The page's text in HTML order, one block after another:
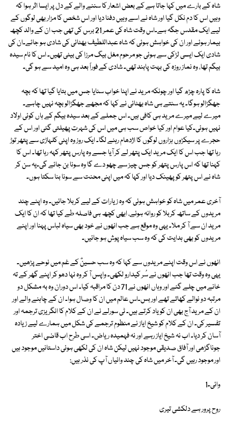
شاہ کے بارے میں کہا جاتا ہے کے بعض اشعار کا سننے والے کے دل پر ایسا اثر ہوا کہ
وہیں اس کا دم نکل گیا اور شاہ نے اسے وہیں دفنا دیا اور اس شخص کا مزار بھی لوگوں کے
لیے ایک مقدس جگہ ہے۔اس وقت شاہ کی عمر 21 برس کی تھی جب ان کے والد کچھ
بیمار ہوئے اور ان کی خواہش ہوئی کہ شاہ عبداللطیف بھٹائی کی شادی ہو جائے۔ان کی
شادی ایک ایسی لڑکی سے ہوئی جو مرحوم مغل بیگ مرزا کی بیٹی تھیں۔ اس کا نام سیدہ
بیگم تھا، وہ نماز روزہ کی بہت پابند تھی۔ شادی کے فوراً بعد ہی وہ امید سے ہو گی۔
شاہ کا پارہ چڑھ گیا اور چونکہ مرید نے اپنا خواب سنایا جس میں بتایا گیا تھا کہ بچہ
جھگڑالو ہوگا۔ یہ سنتے ہی شاہ بھٹائی نے کہا کہ مجھے جھگڑالو بچہ نہیں چاہے۔
میرے لیے میرے مرید ہی کافی ہیں۔ اس جملے کے بعد سیدہ بیگم کے ہاں کوئی اولاد
نہیں ہوئی۔کیا عوام اور کیا خواص سب ہی میں اس کی شہرت پھیلتی گئی اور اس کے
حجرے پر سیکڑوں ہزاروں لوگوں کا اژدھام رہنے لگا۔ ایک روز وہ اپنی کلہاڑی سے پتھر توڑ
رہا تھا جب اس کا ایک مرید ایک پتھر لے کر آیا جسے وہ پارس پتھر کہہ رہا تھا۔ اس کا
کہنا تھا کہ اس پارس پتھر کو جس چیز سے چھو دے گا وہ سونا بن جائے گی۔یہ سن کر
شاہ نے اس پتھر کو پھینک دیا اور کہا کہ میں اپنی محنت سے سونا بنا سکتا ہوں۔
آخری عمر میں شاہ کو خواہش ہوئی کہ وہ زیارات کے لیے کربلا جائیں۔ وہ اپنے چند
مریدوں کے ساتھ کربلا کو روانہ ہوئے، ابھی کچھ ہی فاصلہ طے کیا تھا کہ ان کا ایک
مرید ان سے آ کر ملا۔ یہی وہ موقع ہے جب انھوں نے خود بھی سیاہ لباس پہنا اور اپنے
مریدوں کو بھی ہدایت کی کہ وہ سب سیاہ پوش ہو جائیں۔
انھوں نے اس وقت اپنے مریدوں سے کہا کہ وہ سب حسینؓ کے غم میں نوحے پڑھیں۔
یہی وہ وقت تھا جب انھوں نے سُر کیدارو لکھی۔ واپس آ کر وہ نہا دھو کر اپنے گھر کے تہ
خانے میں چلے گئے اور وہاں انھوں نے 71 دن کا مراقبہ کیا۔ اس دوران وہ بہ مشکل دو
مرتبہ دو نوالے کھاتے تھے اور بس۔اس عالم میں ان کا وصال ہوا۔ ان کے چاہنے والے اور
ان کے مرید آج بھی ان کو یاد کرتے ہیں۔ ٹی سورلے نے ان کے کلام کا انگریزی ترجمہ اور
تفسیر کی۔ ان کے کلام کو شیخ ایاز نے منظوم ترجمے کی شکل میں ہمارے لیے زیادہ
آسان کر دیا۔ اب نہ شیخ ایاز رہے اور نہ فہمیدہ ریاض۔ اسی طرح اب قاضی اختر
جوناگڑھی اور آفاق صدیقی موجود نہیں لیکن شاہ ان کی لکھی ہوئی داستانیں موجود ہیں
اور موجود رہیں گی۔ آخر میں شاہ کی چند وائیاں آپ کی نذر ہیں:
وائی۔1
روح پرور ہے دلکشی تیری